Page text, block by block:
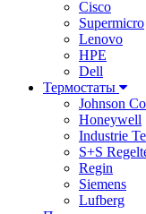
Cisco
Supermicro
Lenovo
HPE
Dell
Термостаты
Johnson
Honeywell
Industrie
S+S
Regin
Siemens
Lufberg